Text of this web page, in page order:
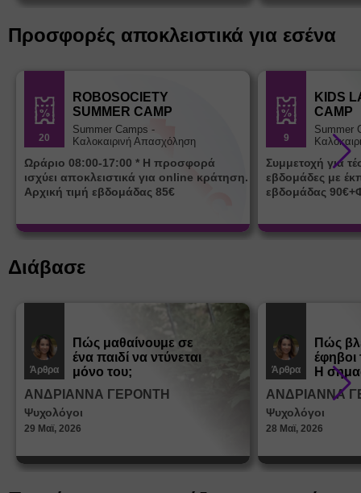
Προσφορές αποκλειστικά για εσένα
20
ROBOSOCIETY
SUMMER CAMP
Summer Camps -
Καλοκαιρινή Απασχόληση
Ωράριο 08:00-17:00 * Η προσφορά
ισχύει αποκλειστικά για online κράτηση.
Αρχική τιμή εβδομάδας 85€
9
KIDS
CAMP
Summer
Συμμετοχή για
εβδομάδες με
εβδομάδας
Διάβασε
Άρθρα
Πώς μαθαίνουμε σε
ένα παιδί να ντύνεται
μόνο του;
ΑΝΔΡΙΑΝΝΑ ΓΕΡΟΝΤΗ
Ψυχολόγοι
29 Μαϊ, 2026
Άρθρα
Πώς
Η
στη
ΑΝΔΡΙΑΝΝΑ
Ψυχολόγοι
28 Μαϊ, 2026